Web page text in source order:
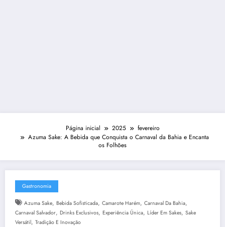
Página inicial 2025
fevereiro
Azuma Sake: A Bebida que Conquista o Carnaval da Bahia e Encanta
os Folhões
Gastronomia
Azuma Sake, Bebida Sofisticada, Camarote Harém, Carnaval Da Bahia,
Carnaval Salvador, Drinks Exclusivos, Experiência Única, Líder Em Sakes, Sake
Versátil, Tradição E Inovação